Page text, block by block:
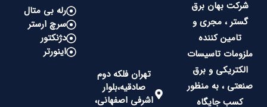
شرکت بهان برق
گستر ، مجری و
تامین کننده
ملزومات تاسیسات
الکتریکی و برق
صنعتی ، به منظور
کسب جایگاه
تهران فلکه دوم
صادقیه،بلوار
اشرفی اصفهانی،
رله بی متال
سرچ ارستر
دژنکتور
اینورتر